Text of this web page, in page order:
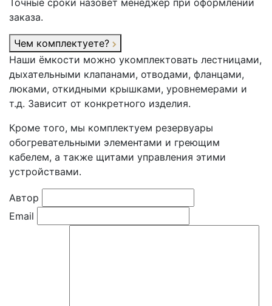
Точные сроки назовёт менеджер при оформлении
заказа.
Чем комплектуете?
Наши ёмкости можно укомплектовать лестницами,
дыхательными клапанами, отводами, фланцами,
люками, откидными крышками, уровнемерами и
т.д. Зависит от конкретного изделия.
Кроме того, мы комплектуем резервуары
обогревательными элементами и греющим
кабелем, а также щитами управления этими
устройствами.
Автор
Email